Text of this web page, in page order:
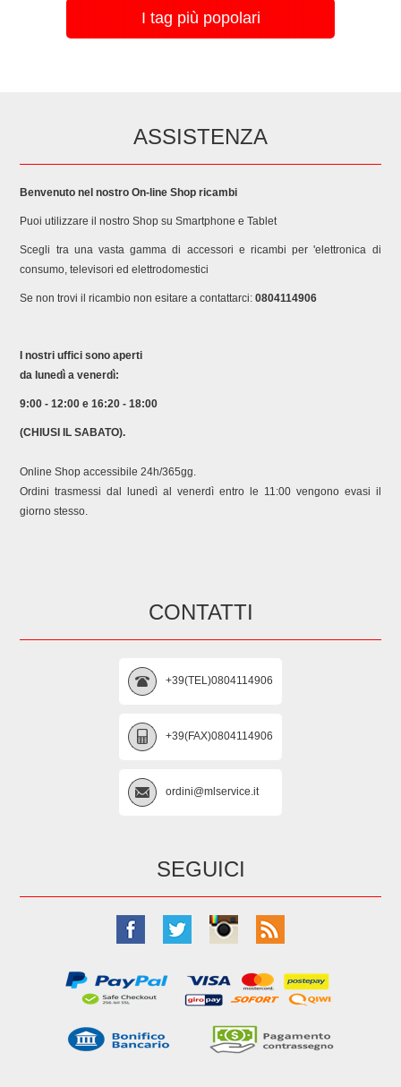
I tag più popolari
ASSISTENZA
Benvenuto nel nostro On-line Shop ricambi
Puoi utilizzare il nostro Shop su Smartphone e Tablet
Scegli tra una vasta gamma di accessori e ricambi per 'elettronica di
consumo, televisori ed elettrodomestici
Se non trovi il ricambio non esitare a contattarci:0804114906
I nostri uffici sono aperti
da lunedì a venerdì:
9:00 - 12:00 e 16:20 - 18:00
(CHIUSI IL SABATO).
Online Shop accessibile 24h/365gg.
Ordini trasmessi dal lunedì al venerdì entro le 11:00 vengono evasi il
giorno stesso.
CONTATTI
+39(TEL)0804114906
+39(FAX)0804114906
ordini@mlservice.it
SEGUICI